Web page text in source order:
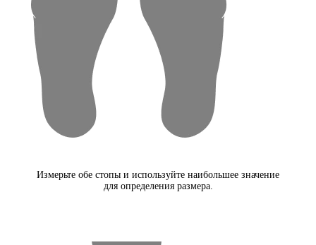
Измерьте обе стопы и используйте наибольшее значение
для определения размера.